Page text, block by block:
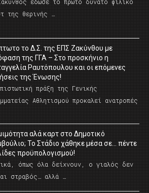
έδωσε το πρώτο δυνατό φιλικό
της θερινής …
το Δ.Σ. της ΕΠΣ Ζακύνθου με
της ΓΓΑ – Στο προσκήνιο η
Ραυτόπουλου και οι επόμενες
της Ένωσης!
πράξη της Γενικής
Αθλητισμού προκαλεί ανατροπές
αλά καρτ στο Δημοτικό
Το Στάδιο χάθηκε μέσα σε… πέντε
προϋπολογισμού!
όπως όλα δείχνουν, ο γιαλός δεν
στραβός… αλλά …